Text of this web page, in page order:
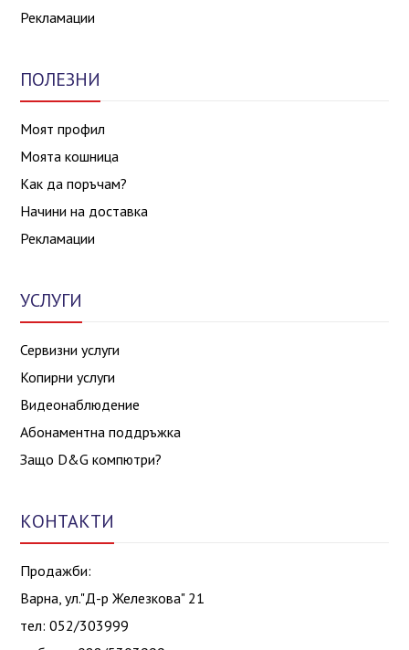
Рекламации
ПОЛЕЗНИ
Моят профил
Моята кошница
Как да поръчам?
Начини на доставка
Рекламации
УСЛУГИ
Сервизни услуги
Копирни услуги
Видеонаблюдение
Абонаментна поддръжка
Защо D&G компютри?
КОНТАКТИ
Продажби:
Варна, ул."Д-р Железкова" 21
тел: 052/303999